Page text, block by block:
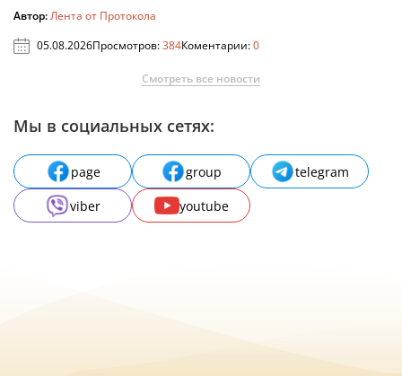
Автор:Лента от Протокола
05.08.2026Просмотров:384Коментарии:0
Смотреть все новости
Мы в социальных сетях:
page group
telegram
viber
youtube